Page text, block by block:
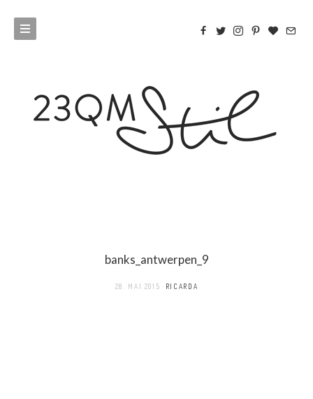
banks_antwerpen_9
28. MAI 2015 RICARDA